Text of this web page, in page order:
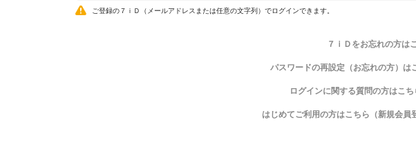
ご登録の７ｉＤ（メールアドレスまたは任意の文字列）でログインできます。
７ｉＤをお忘れの方は
パスワードの再設定（お忘れの方）は
ログインに関する質問の方はこち
はじめてご利用の方はこちら（新規会員